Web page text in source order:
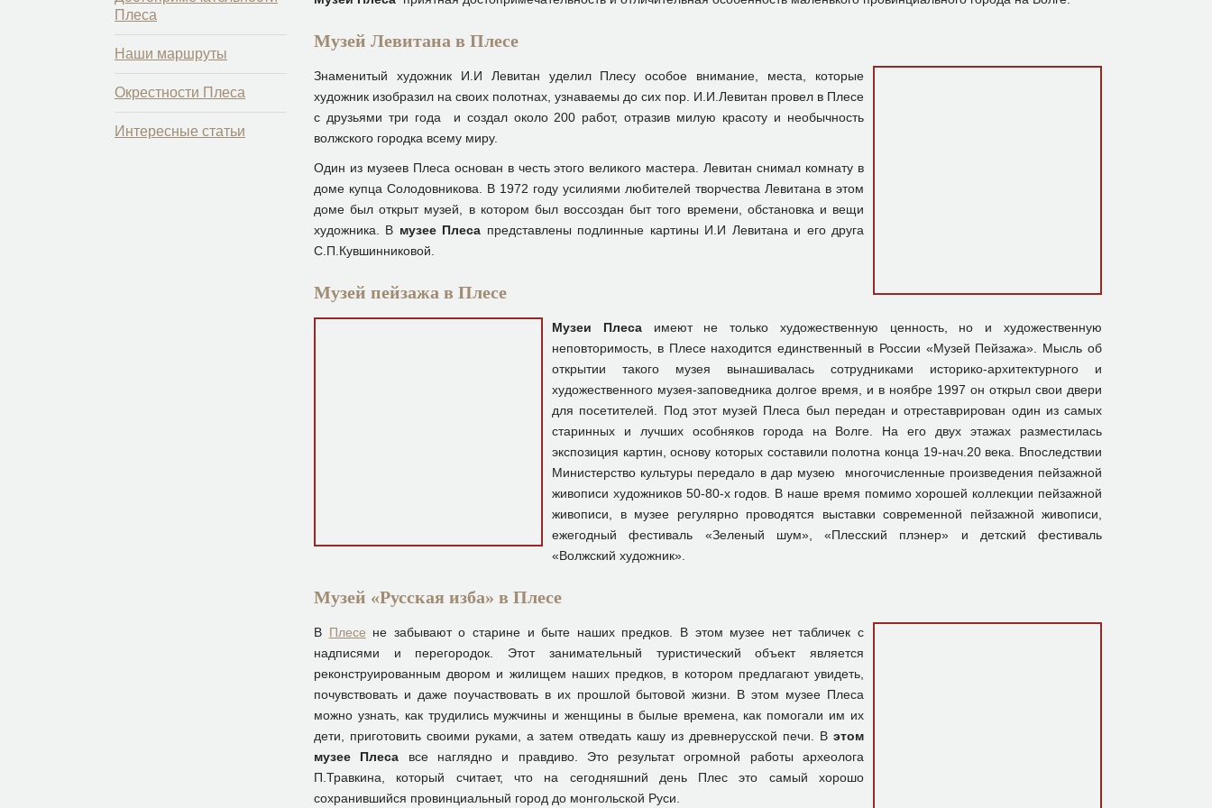
Музей Левитана в Плесе
Знаменитый художник И.И Левитан уделил Плесу особое внимание, места, которые
художник изобразил на своих полотнах, узнаваемы до сих пор. И.И.Левитан провел в Плесе
с друзьями три года и создал около 200 работ, отразив милую красоту и необычность
волжского городка всему миру.
Один из музеев Плеса основан в честь этого великого мастера. Левитан снимал комнату в
доме купца Солодовникова. В 1972 году усилиями любителей творчества Левитана в этом
доме был открыт музей, в котором был воссоздан быт того времени, обстановка и вещи
художника. В музее Плеса представлены подлинные картины И.И Левитана и его друга
С.П.Кувшинниковой.
Музей пейзажа в Плесе
Музеи Плесаимеют не только художественную ценность, но и художественную
неповторимость, в Плесе находится единственный в России «Музей Пейзажа». Мысль об
открытии такого музея вынашивалась сотрудниками историко-архитектурного и
художественного музея-заповедника долгое время, и в ноябре 1997 он открыл свои двери
для посетителей. Под этот музей Плеса был передан и отреставрирован один из самых
старинных и лучших особняков города на Волге. На его двух этажах разместилась
экспозиция картин, основу которых составили полотна конца 19-нач.20 века. Впоследствии
Министерство культуры передало в дар музею многочисленные произведения пейзажной
живописи художников 50-80-х годов. В наше время помимо хорошей коллекции пейзажной
живописи, в музее регулярно проводятся выставки современной пейзажной живописи,
ежегодный фестиваль «Зеленый шум», «Плесский плэнер» и детский фестиваль
«Волжский художник».
Музей «Русская изба» в Плесе
В Плесе не забывают о старине и быте наших предков. В этом музее нет табличек с
надписями и перегородок. Этот занимательный туристический объект является
реконструированным двором и жилищем наших предков, в котором предлагают увидеть,
почувствовать и даже поучаствовать в их прошлой бытовой жизни. В этом музее Плеса
можно узнать, как трудились мужчины и женщины в былые времена, как помогали им их
дети, приготовить своими руками, а затем отведать кашу из древнерусской печи. В этом
музее Плеса все наглядно и правдиво. Это результат огромной работы археолога
П.Травкина, который считает, что на сегодняшний день Плес это самый хорошо
сохранившийся провинциальный город до монгольской Руси.
Плеса
Наши маршруты
Окрестности Плеса
Интересные статьи